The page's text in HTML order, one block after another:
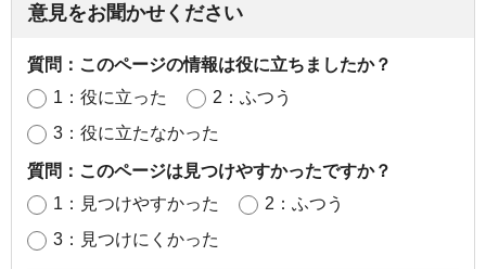
意見をお聞かせください
質問：このページの情報は役に立ちましたか？
1：役に立った
2：ふつう
3：役に立たなかった
質問：このページは見つけやすかったですか？
1：見つけやすかった
2：ふつう
3：見つけにくかった